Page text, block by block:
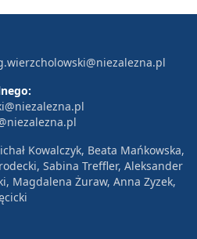
Kowalczyk, Beata Mańkowska,
Sabina Treffler, Aleksander
Magdalena Żuraw, Anna Zyzek,